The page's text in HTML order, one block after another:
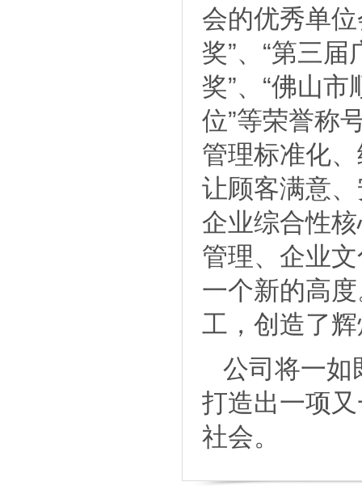
会的优秀单
奖”、“第三
奖”、“佛山
位”等荣誉称
管理标准化
让顾客满意
企业综合性
管理、企业
一个新的高
工，创造了
公司将一如
打造出一项
社会。